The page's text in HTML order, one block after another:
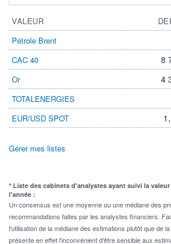
VALEUR
Pétrole Brent
CAC 40 8
Or 4
TOTALENERGIES
EUR/USD SPOT
Gérer mes listes
* Liste des cabinets d'analystes ayant suivi la
l'année :
Un consensus est une moyenne ou une médiane des
recommandations faites par les analystes financiers.
l'utilisation de la médiane des estimations plutôt que de
présente en effet l'inconvénient d'être sensible aux